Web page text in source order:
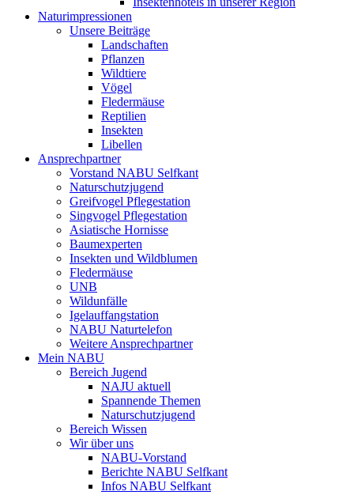
Naturimpressionen
Unsere Beiträge
Landschaften
Pflanzen
Wildtiere
Vögel
Fledermäuse
Reptilien
Insekten
Libellen
Ansprechpartner
Vorstand NABU Selfkant
Naturschutzjugend
Greifvogel Pflegestation
Singvogel Pflegestation
Asiatische Hornisse
Baumexperten
Insekten und Wildblumen
Fledermäuse
UNB
Wildunfälle
Igelauffangstation
NABU Naturtelefon
Weitere Ansprechpartner
Mein NABU
Bereich Jugend
NAJU aktuell
Spannende Themen
Naturschutzjugend
Bereich Wissen
Wir über uns
NABU-Vorstand
Berichte NABU Selfkant
Infos NABU Selfkant